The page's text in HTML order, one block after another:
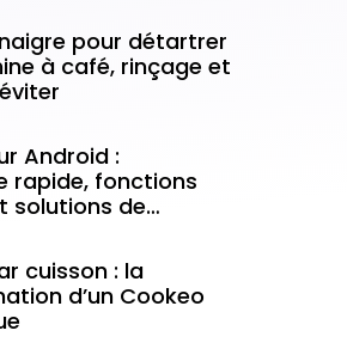
pour détartrer
à café, rinçage et
Android :
rapide, fonctions
solutions de
cuisson : la
d’un Cookeo